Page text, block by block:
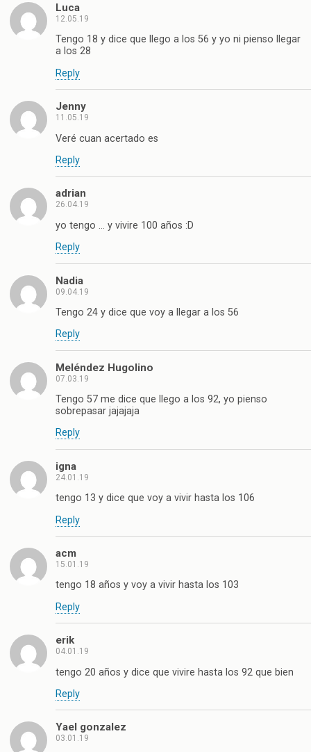
Luca
12.05.19
Tengo 18 y dice que llego a los 56 y yo ni pienso llegar
a los 28
Reply
Jenny
11.05.19
Veré cuan acertado es
Reply
adrian
26.04.19
yo tengo … y vivire 100 años :D
Reply
Nadia
09.04.19
Tengo 24 y dice que voy a llegar a los 56
Reply
Meléndez Hugolino
07.03.19
Tengo 57 me dice que llego a los 92, yo pienso
sobrepasar jajajaja
Reply
igna
24.01.19
tengo 13 y dice que voy a vivir hasta los 106
Reply
acm
15.01.19
tengo 18 años y voy a vivir hasta los 103
Reply
erik
04.01.19
tengo 20 años y dice que vivire hasta los 92 que bien
Reply
Yael gonzalez
03.01.19